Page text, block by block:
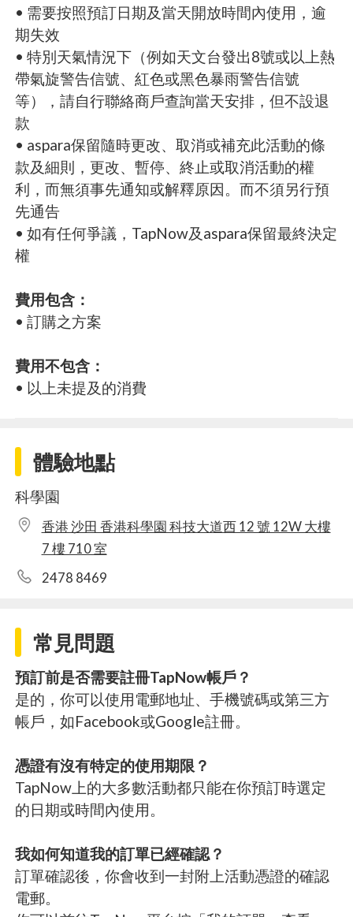
• 需要按照預訂日期及當天開放時間內使用，逾
期失效
• 特別天氣情況下（例如天文台發出8號或以上熱
帶氣旋警告信號、紅色或黑色暴雨警告信號
等），請自行聯絡商戶查詢當天安排，但不設退
款
• aspara保留隨時更改、取消或補充此活動的條
款及細則，更改、暫停、終止或取消活動的權
利，而無須事先通知或解釋原因。而不須另行預
先通告
• 如有任何爭議，TapNow及aspara保留最終決定
權
費用包含：
• 訂購之方案
費用不包含：
• 以上未提及的消費
體驗地點
科學園
香港 沙田 香港科學園 科技大道西 12 號 12W 大樓
7 樓 710 室
2478 8469
常見問題
預訂前是否需要註冊TapNow帳戶？
是的，你可以使用電郵地址、手機號碼或第三方
帳戶，如Facebook或Google註冊。
憑證有沒有特定的使用期限？
TapNow上的大多數活動都只能在你預訂時選定
的日期或時間內使用。
我如何知道我的訂單已經確認？
訂單確認後，你會收到一封附上活動憑證的確認
電郵。